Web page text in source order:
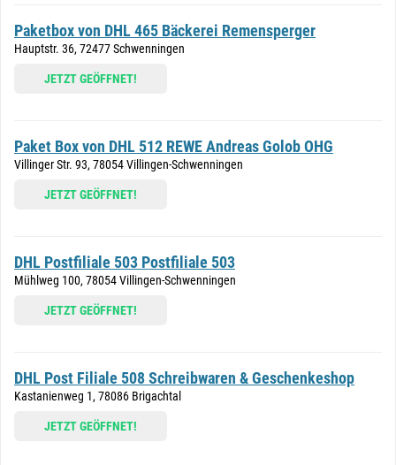
Paketbox von DHL 465 Bäckerei Remensperger
Hauptstr. 36, 72477 Schwenningen
JETZT GEÖFFNET!
Paket Box von DHL 512 REWE Andreas Golob OHG
Villinger Str. 93, 78054 Villingen-Schwenningen
JETZT GEÖFFNET!
DHL Postfiliale 503 Postfiliale 503
Mühlweg 100, 78054 Villingen-Schwenningen
JETZT GEÖFFNET!
DHL Post Filiale 508 Schreibwaren & Geschenkeshop
Kastanienweg 1, 78086 Brigachtal
JETZT GEÖFFNET!